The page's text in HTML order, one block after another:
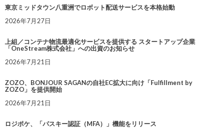
東京ミッドタウン八重洲でロボット配送サービスを本格始動
2026年7月27日
上組／コンテナ物流最適化サービスを提供する スタートアップ企業
「OneStream株式会社」への出資のお知らせ
2026年7月21日
ZOZO、BONJOUR SAGANの自社EC拡大に向け「Fulfillment by
ZOZO」を提供開始
2026年7月21日
ロジポケ、「パスキー認証（MFA）」機能をリリース